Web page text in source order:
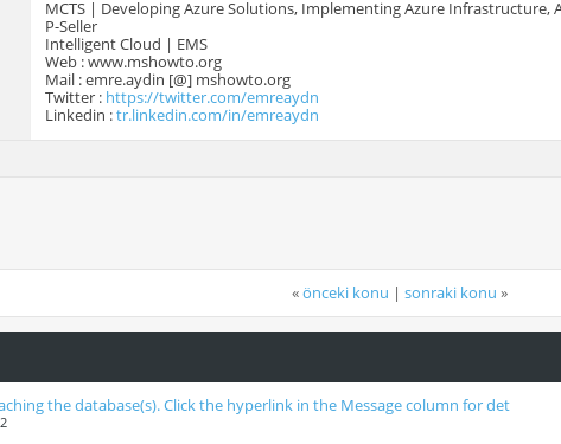
MCTS | Developing Azure Solutions, Implementing Azure Infrastructure,
P-Seller
Intelligent Cloud | EMS
Web : www.mshowto.org
Mail : emre.aydin [@] mshowto.org
Twitter : https://twitter.com/emreaydn
Linkedin :tr.linkedin.com/in/emreaydn
«önceki konu | sonraki konu »
the database(s). Click the hyperlink in the Message column for det